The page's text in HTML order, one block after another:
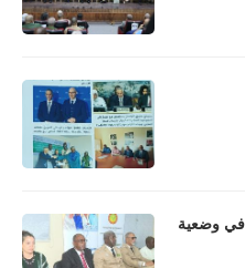
في وضعية